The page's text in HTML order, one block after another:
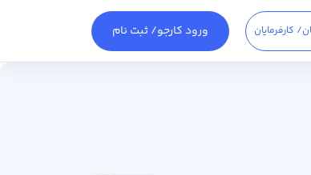
/ کارفرمایان ورود کارجو/ ثبت نام